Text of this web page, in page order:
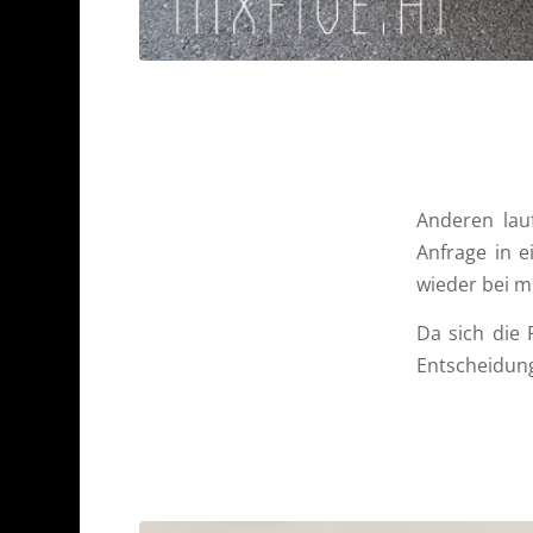
Anderen
Anfrage in
wieder bei
Da sich die